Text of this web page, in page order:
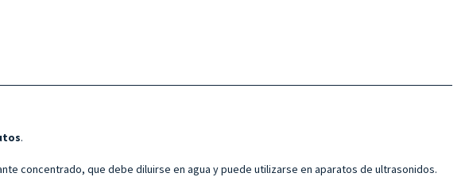
.
concentrado, que debe diluirse en agua y puede utilizarse en aparatos de ultrasonidos.